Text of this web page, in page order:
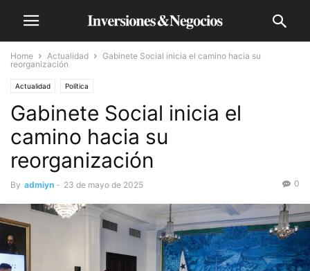
Home Actualidad
Gabinete Social inicia el camino hacia su
reorganización
Actualidad Política
Gabinete Social inicia el
camino hacia su
reorganización
By admiyn - 23 de mayo de 2025 0